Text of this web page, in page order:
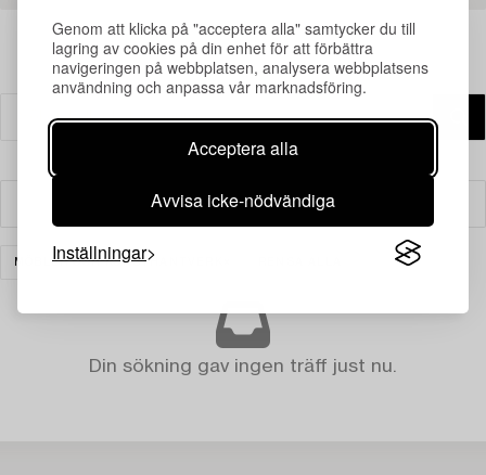
Genom att klicka på "acceptera alla" samtycker du till
lagring av cookies på din enhet för att förbättra
navigeringen på webbplatsen, analysera webbplatsens
användning och anpassa vår marknadsföring.
Acceptera alla
Avvisa icke-nödvändiga
Inställningar
Filter
MÖBLER OCH KONSTHANTVERK
Din sökning gav ingen träff just nu.